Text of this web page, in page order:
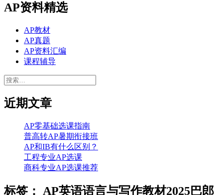
AP资料精选
AP教材
AP真题
AP资料汇编
课程辅导
搜
近期文章
AP零基础选课指南
普高转AP暑期衔接班
AP和IB有什么区别？
工程专业AP选课
商科专业AP选课推荐
标签： AP英语语言与写作教材2025巴郎